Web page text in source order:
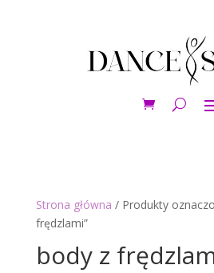
Strona główna / Produkty
frędzlami”
body z